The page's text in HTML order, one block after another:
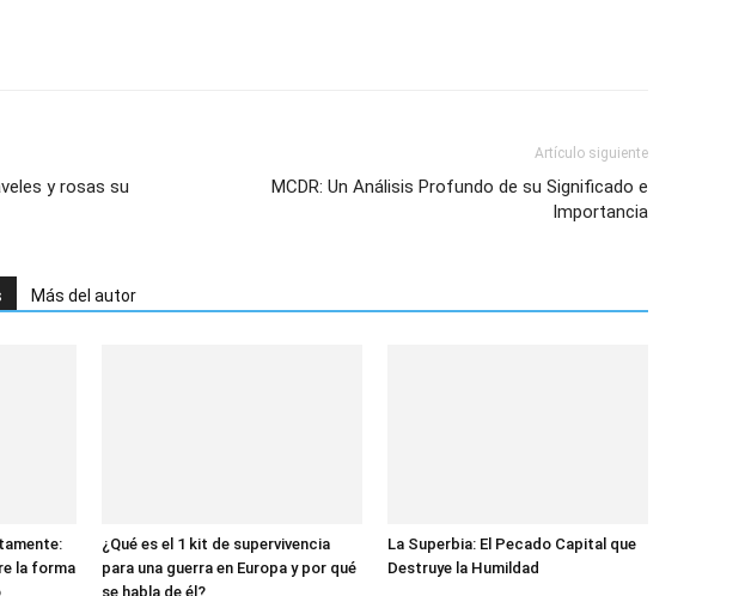
y rosas su
Artículo siguiente
MCDR: Un Análisis Profundo de su Significado e
Importancia
Más del autor
la forma
¿Qué es el 1 kit de supervivencia
para una guerra en Europa y por qué
se habla de él?
La Superbia: El Pecado Capital que
Destruye la Humildad